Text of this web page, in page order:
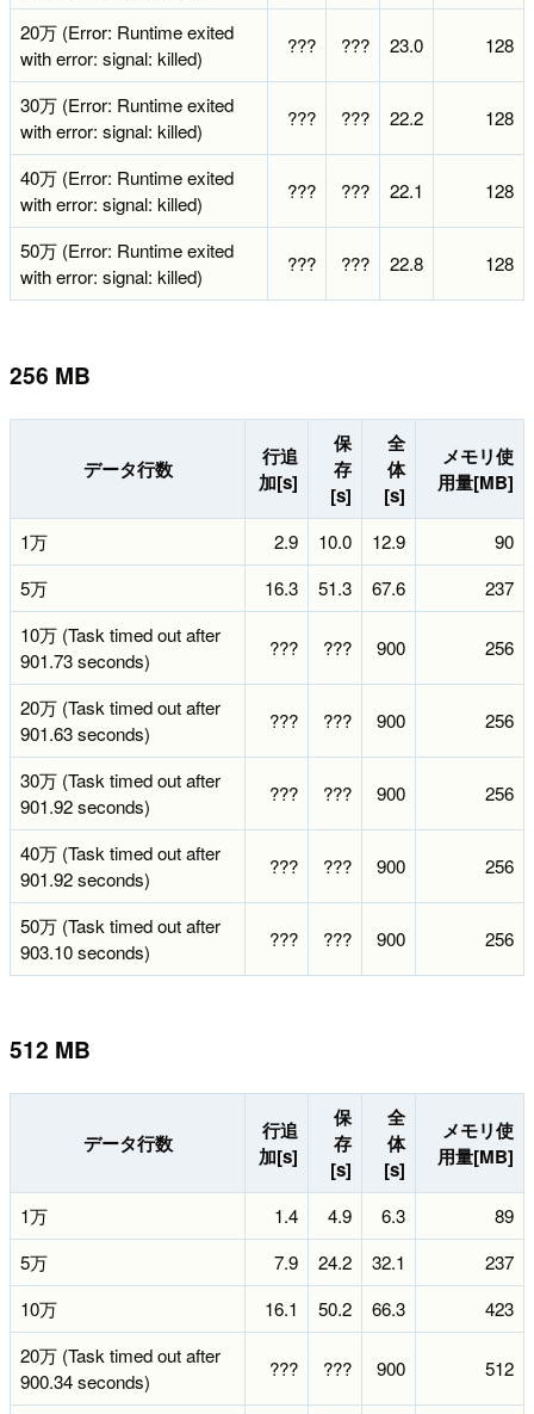
20万 (Error: Runtime exited
with error: signal: killed)
??? ??? 23.0 128
30万 (Error: Runtime exited
with error: signal: killed)
??? ??? 22.2 128
40万 (Error: Runtime exited
with error: signal: killed)
??? ??? 22.1 128
50万 (Error: Runtime exited
with error: signal: killed)
??? ??? 22.8 128
256 MB
データ行数
行追
加[s]
保
存
[s]
全
体
[s]
メモリ使
用量[MB]
1万 2.9 10.0 12.9
90
5万
16.3 51.3 67.6
237
10万 (Task timed out after
901.73 seconds)
??? ??? 900 256
20万 (Task timed out after
901.63 seconds)
??? ??? 900 256
30万 (Task timed out after
901.92 seconds)
??? ??? 900 256
40万 (Task timed out after
901.92 seconds)
??? ??? 900 256
50万 (Task timed out after
903.10 seconds)
??? ??? 900 256
512 MB
データ行数
行追
加[s]
保
存
[s]
全
体
[s]
メモリ使
用量[MB]
1万 1.4 4.9 6.3
89
5万
7.9 24.2 32.1
237
10万
16.1 50.2 66.3
423
20万 (Task timed out after
900.34 seconds)
??? ??? 900 512